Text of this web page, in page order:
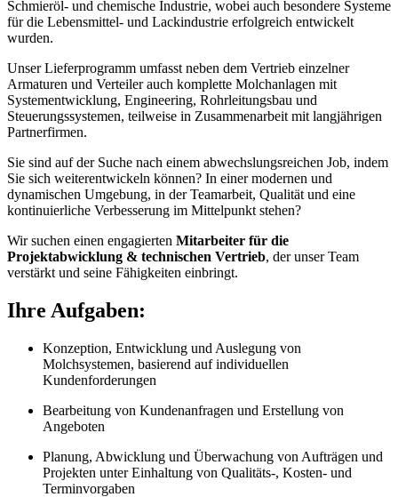
Schmieröl- und chemische Industrie, wobei auch besondere Systeme
für die Lebensmittel- und Lackindustrie erfolgreich entwickelt
wurden.
Unser Lieferprogramm umfasst neben dem Vertrieb einzelner
Armaturen und Verteiler auch komplette Molchanlagen mit
Systementwicklung, Engineering, Rohrleitungsbau und
Steuerungssystemen, teilweise in Zusammenarbeit mit langjährigen
Partnerfirmen.
Sie sind auf der Suche nach einem abwechslungsreichen Job, indem
Sie sich weiterentwickeln können? In einer modernen und
dynamischen Umgebung, in der Teamarbeit, Qualität und eine
kontinuierliche Verbesserung im Mittelpunkt stehen?
Wir suchen einen engagierten Mitarbeiter für die
Projektabwicklung & technischen Vertrieb, der unser Team
verstärkt und seine Fähigkeiten einbringt.
Ihre Aufgaben:
Konzeption, Entwicklung und Auslegung von
Molchsystemen, basierend auf individuellen
Kundenforderungen
Bearbeitung von Kundenanfragen und Erstellung von
Angeboten
Planung, Abwicklung und Überwachung von Aufträgen und
Projekten unter Einhaltung von Qualitäts-, Kosten- und
Terminvorgaben